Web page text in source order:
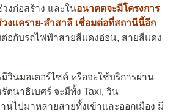
งก่อสร้าง และในอนาคตจะมีโครงการ
งแคราย-ลำสาลี เชื่อมต่อที่สถานีนี้อีก
อกับรถไฟฟ้าสายสีแดงอ่อน, สายสีแดง
วินมอเตอร์ไซค์ หรือจะใช้บริการผ่าน
ตนาธิเบศร์ จะมีทั้ง Taxi, วิน
นไปมาหลายสายทั้งเข้าและออกเมือง มี